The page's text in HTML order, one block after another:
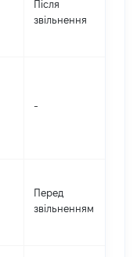
Після
звільнення
-
Перед
звільненням